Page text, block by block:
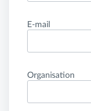
E-mail
Organisation